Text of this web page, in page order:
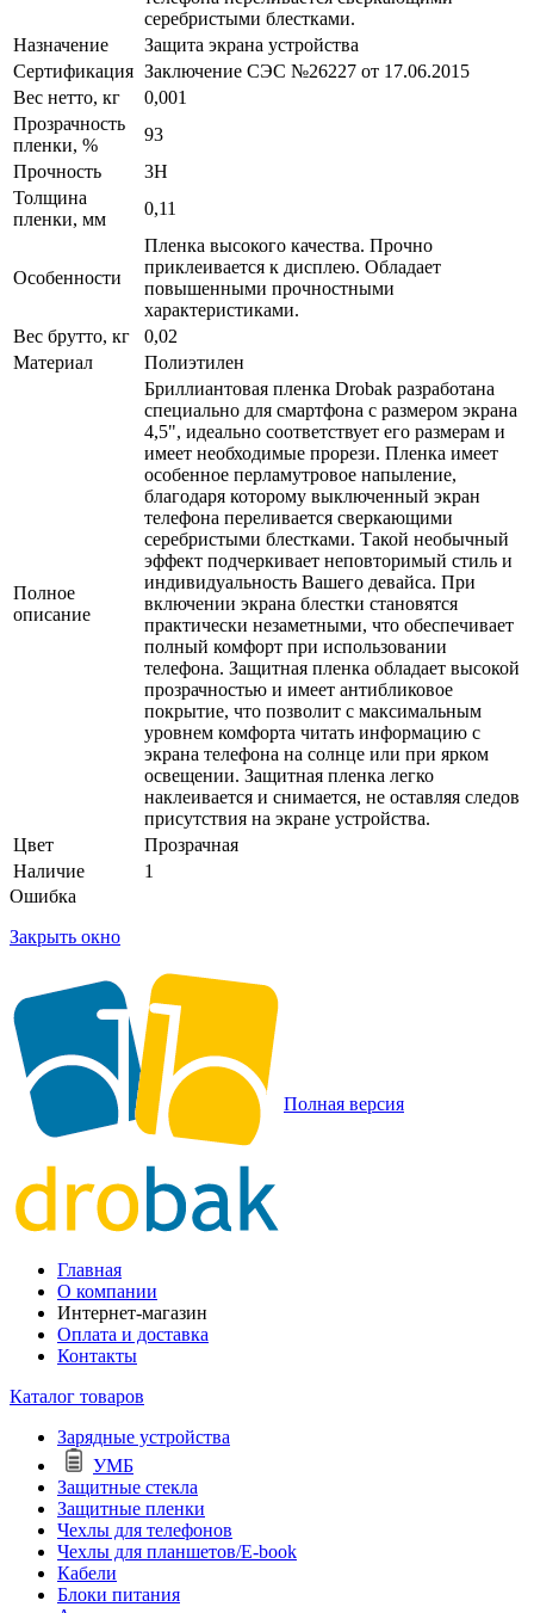
серебристыми блестками.
Назначение
Защита экрана устройства
Сертификация Заключение СЭС №26227 от 17.06.2015
Вес нетто, кг
0,001
Прозрачность
пленки, %
93
Прочность
3H
Толщина
пленки, мм
0,11
Особенности
Пленка высокого качества. Прочно
приклеивается к дисплею. Обладает
повышенными прочностными
характеристиками.
Вес брутто, кг
0,02
Материал
Полиэтилен
Полное
описание
Бриллиантовая пленка Drobak разработана
специально для смартфона с размером экрана
4,5", идеально соответствует его размерам и
имеет необходимые прорези. Пленка имеет
особенное перламутровое напыление,
благодаря которому выключенный экран
телефона переливается сверкающими
серебристыми блестками. Такой необычный
эффект подчеркивает неповторимый стиль и
индивидуальность Вашего девайса. При
включении экрана блестки становятся
практически незаметными, что обеспечивает
полный комфорт при использовании
телефона. Защитная пленка обладает высокой
прозрачностью и имеет антибликовое
покрытие, что позволит с максимальным
уровнем комфорта читать информацию с
экрана телефона на солнце или при ярком
освещении. Защитная пленка легко
наклеивается и снимается, не оставляя следов
присутствия на экране устройства.
Цвет
Прозрачная
Наличие
1
Ошибка
Закрыть окно
Полная версия
Главная
О компании
Интернет-магазин
Оплата и доставка
Контакты
Каталог товаров
Зарядные устройства
УМБ
Защитные стекла
Защитные пленки
Чехлы для телефонов
Чехлы для планшетов/E-book
Кабели
Блоки питания